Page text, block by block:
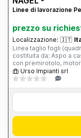
Linee di lavorazione
prezzo su
Localizzazione: 🇮🇹
Linea taglio fogli
costituita da: Aspo a
con premirotolo,
idraulico Introduttore a
comparatore, n.21 rulli
35 Kw , per il
Urso Impianti srl